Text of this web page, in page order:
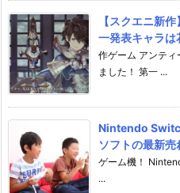
【スクエニ新
一発表キャラは
作ゲーム アンテ
ました！ 第一 ...
Nintendo
ソフトの最新売
ゲーム機！
...